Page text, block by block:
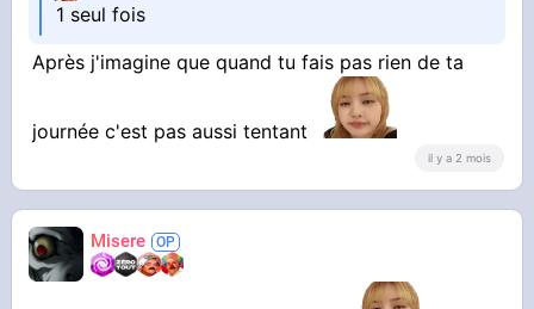
1 seul fois
Après j'imagine que quand tu fais pas rien de ta
journée c'est pas aussi tentant
il y a 2 mois
Misere